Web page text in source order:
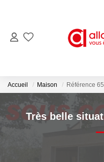
Accueil Maison Référence
Très belle